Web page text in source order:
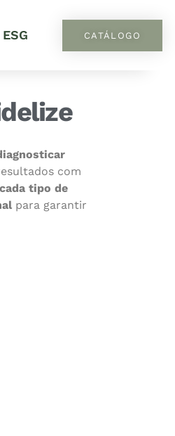
ESG CATÁLOGO
com
tipo de
para garantir